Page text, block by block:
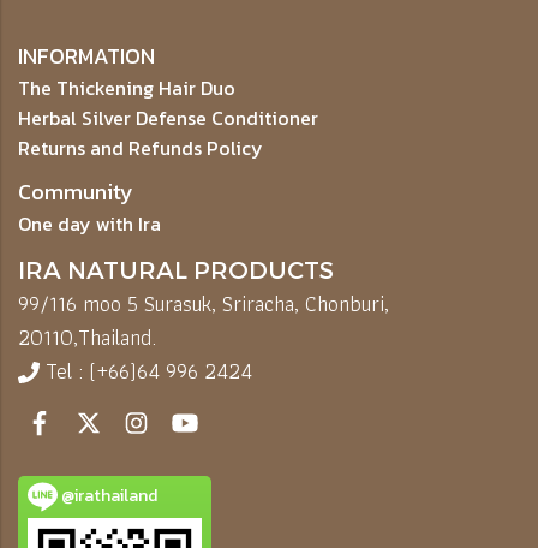
INFORMATION
The Thickening Hair Duo
Herbal Silver Defense Conditioner
Returns and Refunds Policy
Community
One day with Ira
IRA NATURAL PRODUCTS
99/116 moo 5 Surasuk, Sriracha, Chonburi,
20110,Thailand.
Tel : (+66)64 996 2424
@irathailand